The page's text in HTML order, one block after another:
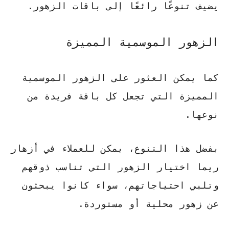
يضيف تنوعًا رائعًا إلى باقات الزهور.
الزهور الموسمية المميزة
كما يمكن العثور على الزهور الموسمية
المميزة التي تجعل كل باقة فريدة من
نوعها.
بفضل هذا التنوع، يمكن للعملاء في أزهار
ريما اختيار الزهور التي تناسب ذوقهم
وتلبي احتياجاتهم، سواء كانوا يبحثون
عن زهور محلية أو مستوردة.